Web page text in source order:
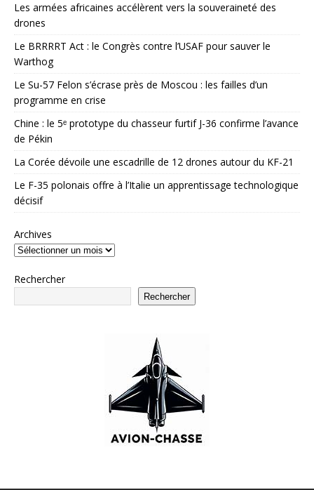
Les armées africaines accélèrent vers la souveraineté des
drones
Le BRRRRT Act : le Congrès contre l’USAF pour sauver le
Warthog
Le Su-57 Felon s’écrase près de Moscou : les failles d’un
programme en crise
Chine : le 5ᵉ prototype du chasseur furtif J-36 confirme l’avance
de Pékin
La Corée dévoile une escadrille de 12 drones autour du KF-21
Le F-35 polonais offre à l’Italie un apprentissage technologique
décisif
Archives
Rechercher
Rechercher